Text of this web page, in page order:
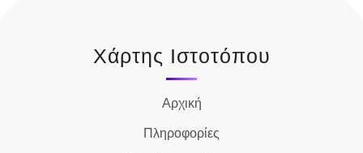
Χάρτης Ιστοτόπου
Αρχική
Πληροφορίες